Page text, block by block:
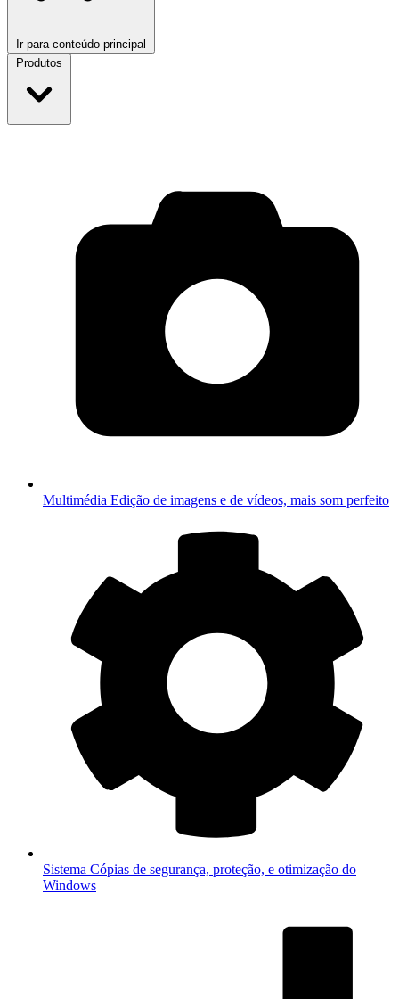
Ir para conteúdo principal
Produtos
Multimédia Edição de imagens e de vídeos, mais som perfeito
Sistema Cópias de segurança, proteção, e otimização do
Windows